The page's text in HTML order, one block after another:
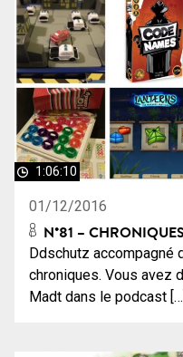
1:06:10
01/12/2016
N°81 – CHRONIQUES
Ddschutz accompagné
chroniques. Vous avez
Madt dans le podcast